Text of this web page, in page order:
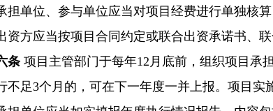
担单位、参与单位应当对项目经费进行单独核
资方应当按项目合同约定或联合出资承诺书、
条 项目主管部门于每年12月底前，组织项目承
不足3个月的，可在下一年度一并上报。项目实